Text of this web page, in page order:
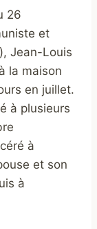
26
et
Jean-Louis
la maison
en juillet.
à plusieurs
à
et son
à